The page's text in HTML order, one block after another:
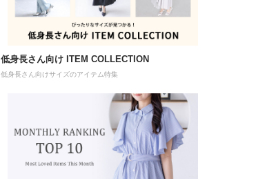
低身長さん向け ITEM COLLECTION
低身長さん向けサイズのアイテム特集